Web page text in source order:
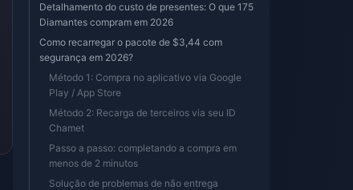
Detalhamento do custo de presentes: O que 175
Diamantes compram em 2026
Como recarregar o pacote de $3,44 com
segurança em 2026?
Método 1: Compra no aplicativo via Google
Play / App Store
Método 2: Recarga de terceiros via seu ID
Chamet
Passo a passo: completando a compra em
menos de 2 minutos
Solução de problemas de não entrega